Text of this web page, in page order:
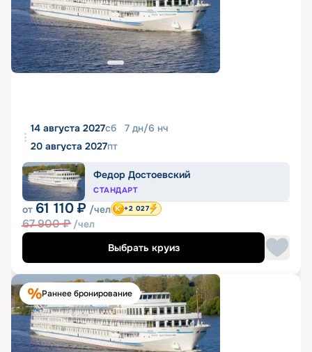
14 августа 2027сб 7 дн/6 нч
20 августа 2027пт
Федор Достоевский
СТАНДАРТ
от 61 110 ₽ /чел
67 900₽ /чел
+2 027
Выбрать круиз
Раннее бронирование